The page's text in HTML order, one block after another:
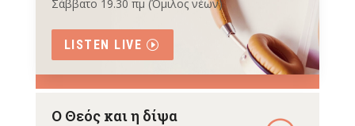
Σάββατο 19.30 πμ (Όμιλος νέων)
LISTEN LIVE
Ο Θεός και η δίψα